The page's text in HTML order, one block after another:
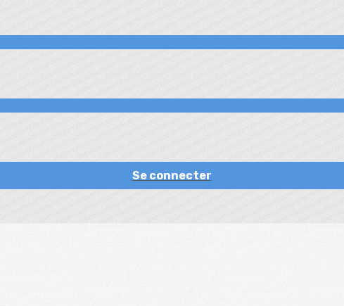
Se connecter